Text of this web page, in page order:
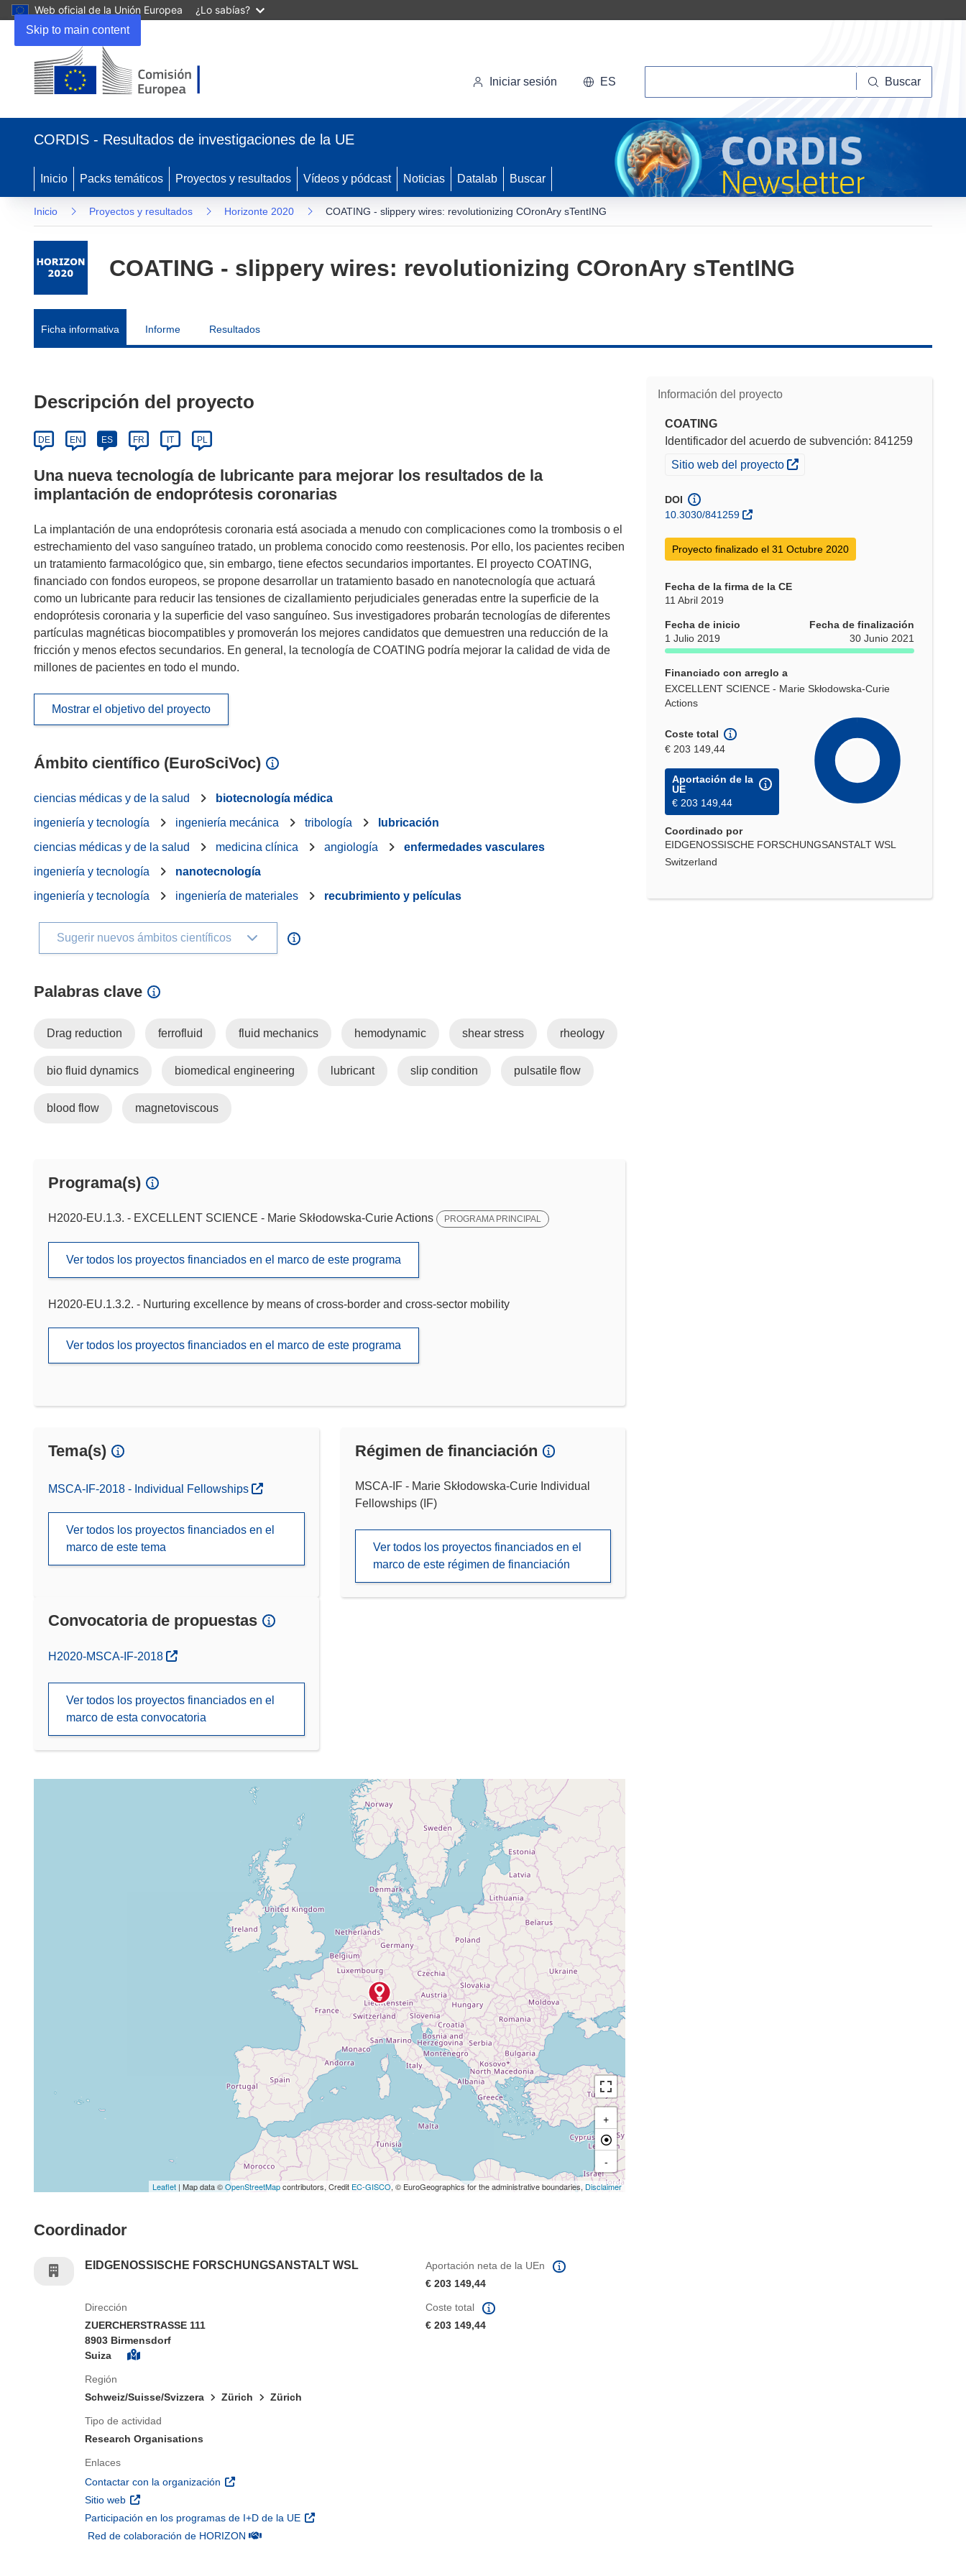
Skip to main content
Web oficial de la Unión Europea ¿Lo sabías?
Iniciar sesión ES Buscar
CORDIS - Resultados de investigaciones de la UE
Inicio Packs temáticos Proyectos y resultados Vídeos y pódcast Noticias Datalab Buscar
Inicio Proyectos y resultados Horizonte 2020 COATING - slippery wires: revolutionizing COronAry sTentING
COATING - slippery wires: revolutionizing COronAry sTentING
Ficha informativa Informe Resultados
Información del proyecto
COATING
Identificador del acuerdo de subvención: 841259
(se abrirá en una nueva ventana)
Sitio web del proyecto
DOI
10.3030/841259
Proyecto finalizado el 31 Octubre 2020
Fecha de la firma de la CE
11 Abril 2019
Fecha de inicio
1 Julio 2019
Fecha de finalización
30 Junio 2021
Financiado con arreglo a
EXCELLENT SCIENCE - Marie Skłodowska-Curie
Actions
Coste total
€ 203 149,44
Aportación de la
UE
€ 203 149,44
Coordinado por
EIDGENOSSISCHE FORSCHUNGSANSTALT WSL
Switzerland
Descripción del proyecto
DE EN ES FR IT PL
Una nueva tecnología de lubricante para mejorar los resultados de la
implantación de endoprótesis coronarias
La implantación de una endoprótesis coronaria está asociada a menudo con complicaciones como la trombosis o el
estrechamiento del vaso sanguíneo tratado, un problema conocido como reestenosis. Por ello, los pacientes reciben
un tratamiento farmacológico que, sin embargo, tiene efectos secundarios importantes. El proyecto COATING,
financiado con fondos europeos, se propone desarrollar un tratamiento basado en nanotecnología que actuará
como un lubricante para reducir las tensiones de cizallamiento perjudiciales generadas entre la superficie de la
endoprótesis coronaria y la superficie del vaso sanguíneo. Sus investigadores probarán tecnologías de diferentes
partículas magnéticas biocompatibles y promoverán los mejores candidatos que demuestren una reducción de la
fricción y menos efectos secundarios. En general, la tecnología de COATING podría mejorar la calidad de vida de
millones de pacientes en todo el mundo.
Mostrar el objetivo del proyecto
Ámbito científico (EuroSciVoc)
ciencias médicas y de la salud
biotecnología médica
ingeniería y tecnología
ingeniería mecánica tribología
lubricación
ciencias médicas y de la salud
medicina clínica angiología
enfermedades vasculares
ingeniería y tecnología
nanotecnología
ingeniería y tecnología
ingeniería de materiales recubrimiento y películas
Sugerir nuevos ámbitos científicos
Palabras clave
Drag reduction ferrofluid fluid mechanics hemodynamic shear stress rheology
bio fluid dynamics biomedical engineering lubricant slip condition pulsatile flow
blood flow magnetoviscous
Programa(s)
H2020-EU.1.3. - EXCELLENT SCIENCE - Marie Skłodowska-Curie Actions PROGRAMA PRINCIPAL
Ver todos los proyectos financiados en el marco de este programa
H2020-EU.1.3.2. - Nurturing excellence by means of cross-border and cross-sector mobility
Ver todos los proyectos financiados en el marco de este programa
Tema(s)
MSCA-IF-2018 - Individual Fellowships
Ver todos los proyectos financiados en el
marco de este tema
Régimen de financiación
MSCA-IF - Marie Skłodowska-Curie Individual
Fellowships (IF)
Ver todos los proyectos financiados en el
marco de este régimen de financiación
Convocatoria de propuestas
(se abrirá en una nueva ventana)
H2020-MSCA-IF-2018
Ver todos los proyectos financiados en el
marco de esta convocatoria
+
-
Leaflet | Map data ©OpenStreetMapcontributors, Credit EC-GISCO, © EuroGeographics for the administrative boundaries, Disclaimer
Coordinador
EIDGENOSSISCHE FORSCHUNGSANSTALT WSL
Aportación neta de la UEn
€ 203 149,44
Dirección
ZUERCHERSTRASSE 111
8903 Birmensdorf
Suiza
Región
Schweiz/Suisse/Svizzera
Zürich Zürich
Tipo de actividad
Research Organisations
Enlaces
Contactar con la organización (se abrirá en una nueva ventana)
Sitio web (se abrirá en una nueva ventana)
Participación en los programas de I+D de la UE (se abrirá en una nueva ventana)
Red de colaboración de HORIZON(se abrirá en una nueva ventana)
Coste total
€ 203 149,44